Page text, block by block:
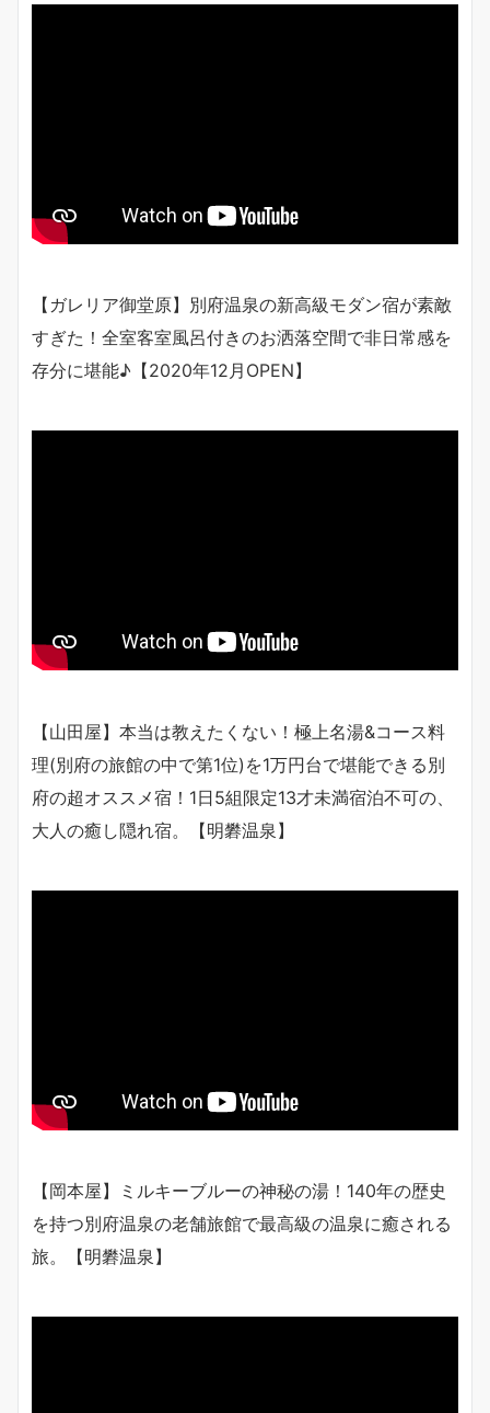
【ガレリア御堂原】別府温泉の新高級モダン宿が素敵
すぎた！全室客室風呂付きのお洒落空間で非日常感を
存分に堪能♪【2020年12月OPEN】
【山田屋】本当は教えたくない！極上名湯&コース料
理(別府の旅館の中で第1位)を1万円台で堪能できる別
府の超オススメ宿！1日5組限定13才未満宿泊不可の、
大人の癒し隠れ宿。【明礬温泉】
【岡本屋】ミルキーブルーの神秘の湯！140年の歴史
を持つ別府温泉の老舗旅館で最高級の温泉に癒される
旅。【明礬温泉】